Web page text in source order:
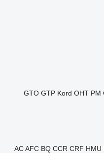
GTO GTP Kord OHT PM
AC AFC BQ CCR CRF HMU